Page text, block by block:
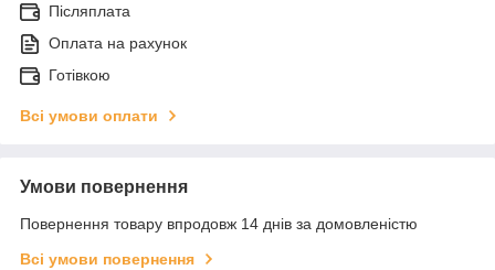
Післяплата
Оплата на рахунок
Готівкою
Всі умови оплати
Умови повернення
Повернення товару впродовж 14 днів за домовленістю
Всі умови повернення